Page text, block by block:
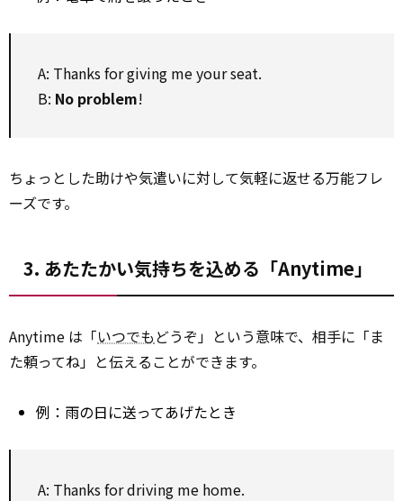
A: Thanks for giving me your seat.
B: No problem!
ちょっとした助けや気遣いに対して気軽に返せる万能フレ
ーズです。
3. あたたかい気持ちを込める「Anytime」
Anytime は「いつでも どうぞ」という意味で、相手に「ま
た頼ってね」と伝えることができます。
例：雨の日に送ってあげたとき
A: Thanks for driving me home.